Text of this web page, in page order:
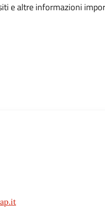
e altre informazioni